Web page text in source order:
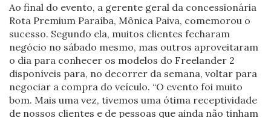
Ao final do evento, a gerente geral da concessionária
Rota Premium Paraíba, Mônica Paiva, comemorou o
sucesso. Segundo ela, muitos clientes fecharam
negócio no sábado mesmo, mas outros aproveitaram
o dia para conhecer os modelos do Freelander 2
disponíveis para, no decorrer da semana, voltar para
negociar a compra do veículo. “O evento foi muito
bom. Mais uma vez, tivemos uma ótima receptividade
de nossos clientes e de pessoas que ainda não tinham